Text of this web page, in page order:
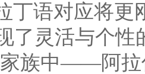
丁语对应将
了灵活与个
族中——阿拉